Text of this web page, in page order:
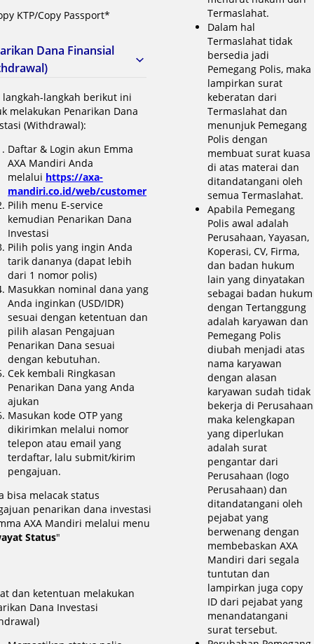
KTP/Copy Passport*
Dana Finansial
langkah-langkah berikut ini
melakukan Penarikan Dana
(Withdrawal):
Daftar & Login akun Emma
AXA Mandiri Anda
melalui https://axa-
mandiri.co.id/web/customer
Pilih menu E-service
kemudian Penarikan Dana
Investasi
Pilih polis yang ingin Anda
tarik dananya (dapat lebih
dari 1 nomor polis)
Masukkan nominal dana yang
Anda inginkan (USD/IDR)
sesuai dengan ketentuan dan
pilih alasan Pengajuan
Penarikan Dana sesuai
dengan kebutuhan.
Cek kembali Ringkasan
Penarikan Dana yang Anda
ajukan
Masukan kode OTP yang
dikirimkan melalui nomor
telepon atau email yang
terdaftar, lalu submit/kirim
pengajuan.
bisa melacak status
penarikan dana investasi
AXA Mandiri melalui menu
Status"
dan ketentuan melakukan
Dana Investasi
Termaslahat.
Dalam hal
Termaslahat tidak
bersedia jadi
Pemegang Polis, maka
lampirkan surat
keberatan dari
Termaslahat dan
menunjuk Pemegang
Polis dengan
membuat surat kuasa
di atas materai dan
ditandatangani oleh
semua Termaslahat.
Apabila Pemegang
Polis awal adalah
Perusahaan, Yayasan,
Koperasi, CV, Firma,
dan badan hukum
lain yang dinyatakan
sebagai badan hukum
dengan Tertanggung
adalah karyawan dan
Pemegang Polis
diubah menjadi atas
nama karyawan
dengan alasan
karyawan sudah tidak
bekerja di Perusahaan
maka kelengkapan
yang diperlukan
adalah surat
pengantar dari
Perusahaan (logo
Perusahaan) dan
ditandatangani oleh
pejabat yang
berwenang dengan
membebaskan AXA
Mandiri dari segala
tuntutan dan
lampirkan juga copy
ID dari pejabat yang
menandatangani
surat tersebut.